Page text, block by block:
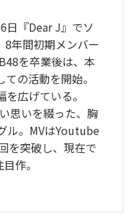
日『Dear J』でソ
8年間初期メンバー
を卒業後は、本
の活動を開始。
広げている。
思いを綴った、胸
ル。MVはYoutube
を突破し、現在で
作。